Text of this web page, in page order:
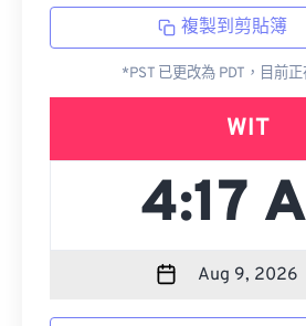
複製到剪貼簿
*PST 已更改為 PDT，目前正
WIT